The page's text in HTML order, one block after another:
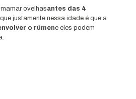
ovelhasantes das 4
justamente nessa idade é que a
o rúmene eles podem